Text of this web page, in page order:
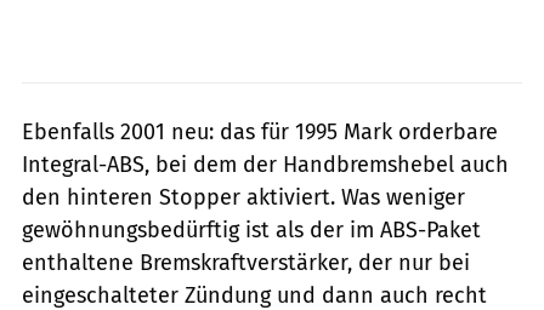
Ebenfalls 2001 neu: das für 1995 Mark orderbare
Integral-ABS, bei dem der Handbremshebel auch
den hinteren Stopper aktiviert. Was weniger
gewöhnungsbedürftig ist als der im ABS-Paket
enthaltene Bremskraftverstärker, der nur bei
eingeschalteter Zündung und dann auch recht